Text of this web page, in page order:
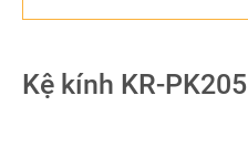
Kệ kính KR-PK205